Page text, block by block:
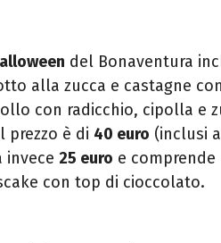
del Bonaventura
alla zucca e castagne
con radicchio, cipolla e
prezzo è di 40 euro (inclusi
invece 25 euro e
con top di cioccolato.